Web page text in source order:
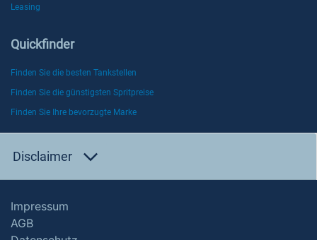
Leasing
Quickfinder
Finden Sie die besten Tankstellen
Finden Sie die günstigsten Spritpreise
Finden Sie Ihre bevorzugte Marke
Disclaimer
Impressum
AGB